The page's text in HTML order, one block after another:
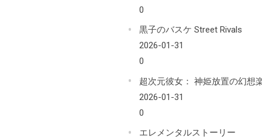
0
黒子のバスケ Street Rivals
2026-01-31
0
超次元彼女： 神姫放置の幻想
2026-01-31
0
エレメンタルストーリー